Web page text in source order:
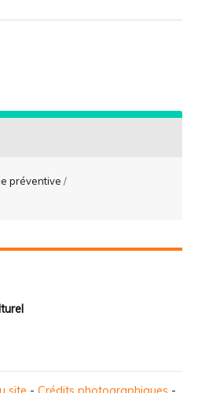
préventive /